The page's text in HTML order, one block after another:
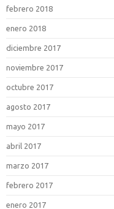
febrero 2018
enero 2018
diciembre 2017
noviembre 2017
octubre 2017
agosto 2017
mayo 2017
abril 2017
marzo 2017
febrero 2017
enero 2017